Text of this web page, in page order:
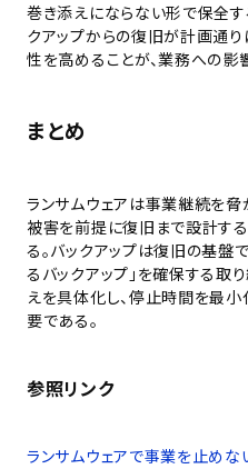
巻き添えにならない形で保全す
クアップからの復旧が計画通
性を高めることが、業務への影
まとめ
ランサムウェアは事業継続を脅
被害を前提に復旧まで設計す
る。バックアップは復旧の基盤
るバックアップ」を確保する取
えを具体化し、停止時間を最
要である。
参照リンク
ランサムウェアで事業を止め